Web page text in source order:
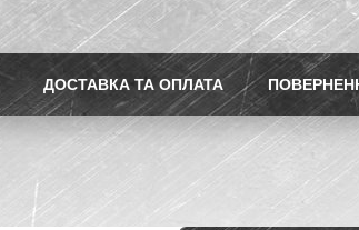
ДОСТАВКА ТА ОПЛАТА